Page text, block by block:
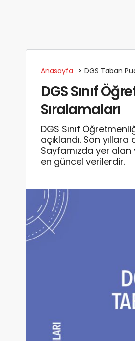
Anasayfa DGS Taban
DGS Sınıf
Sıralamaları
DGS Sınıf
açıklandı. Son
Sayfamızda yer alan
en güncel verilerdir.